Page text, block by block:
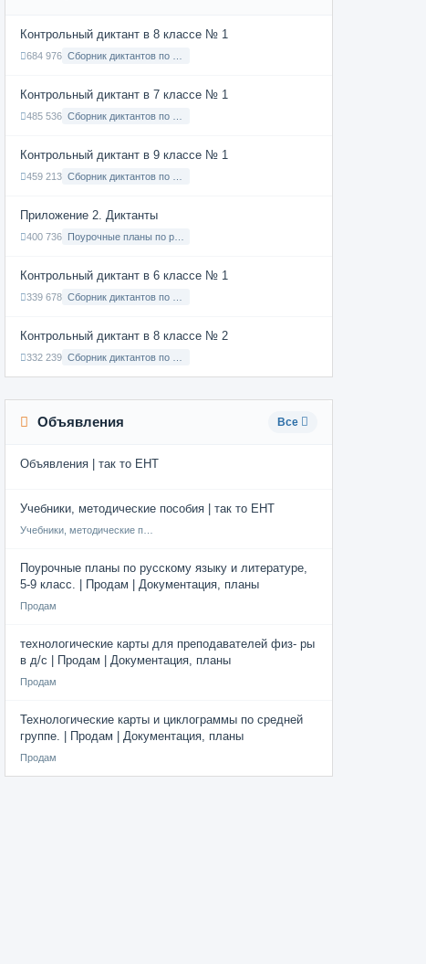
Контрольный диктант в 8 классе № 1
684 976
Контрольный диктант в 7 классе № 1
485 536
Контрольный диктант в 9 классе № 1
459 213
Приложение 2. Диктанты
400 736
Контрольный диктант в 6 классе № 1
339 678
Контрольный диктант в 8 классе № 2
332 239
Объявления Все
Объявления | так то ЕНТ
Учебники, методические пособия | так то ЕНТ
Поурочные планы по русскому языку и литературе,
5-9 класс. | Продам | Документация, планы
Продам
технологические карты для преподавателей физ- ры
в д/с | Продам | Документация, планы
Продам
Технологические карты и циклограммы по средней
группе. | Продам | Документация, планы
Продам